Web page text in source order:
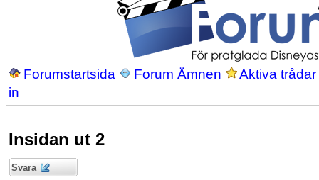
Forumstartsida Forum Ämnen
Aktiva trådar
in
Insidan ut 2
Svara